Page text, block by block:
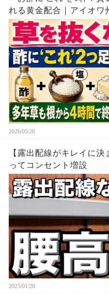
れる黄金配合｜アイオワ
なければ夏中草取りで腰
2026/05/26
【露出配線がキレイに
ってコンセント増設
2025/01/28